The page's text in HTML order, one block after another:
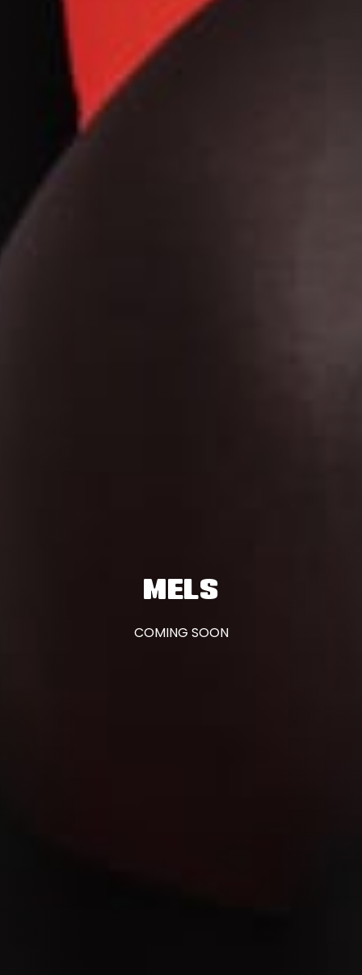
MELS
COMING SOON